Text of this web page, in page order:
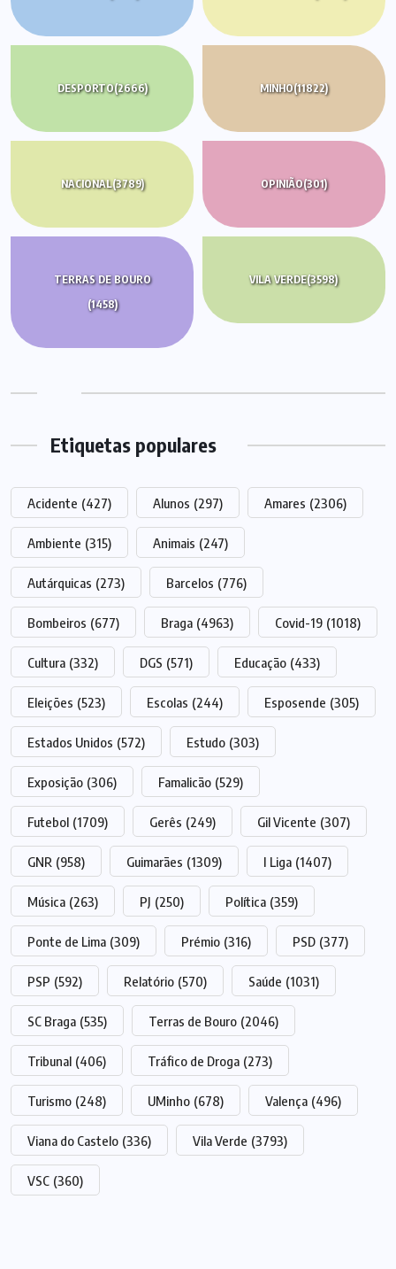
DESPORTO(2666) MINHO(11822)
NACIONAL(3789) OPINIÃO(301)
TERRAS DE BOURO
(1458)
VILA VERDE(3598)
Etiquetas populares
Acidente (427) Alunos (297) Amares (2306)
Ambiente (315) Animais (247)
Autárquicas (273) Barcelos (776)
Bombeiros (677) Braga (4963) Covid-19 (1018)
Cultura (332) DGS (571) Educação (433)
Eleições (523) Escolas (244) Esposende (305)
Estados Unidos (572) Estudo (303)
Exposição (306) Famalicão (529)
Futebol (1709) Gerês (249) Gil Vicente (307)
GNR (958) Guimarães (1309) I Liga (1407)
Música (263) PJ (250) Política (359)
Ponte de Lima (309) Prémio (316) PSD (377)
PSP (592) Relatório (570) Saúde (1031)
SC Braga (535) Terras de Bouro (2046)
Tribunal (406) Tráfico de Droga (273)
Turismo (248) UMinho (678) Valença (496)
Viana do Castelo (336) Vila Verde (3793)
VSC (360)